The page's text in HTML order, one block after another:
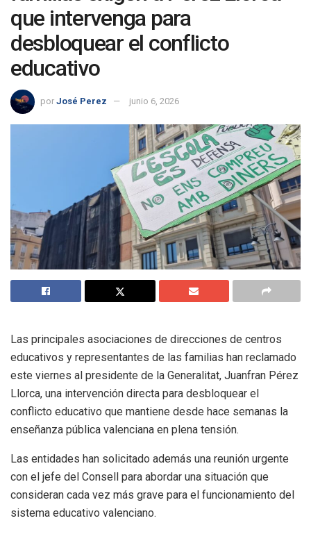
que intervenga para
desbloquear el conflicto
educativo
por José Perez junio 6, 2026
Las principales asociaciones de direcciones de centros
educativos y representantes de las familias han reclamado
este viernes al presidente de la Generalitat, Juanfran Pérez
Llorca, una intervención directa para desbloquear el
conflicto educativo que mantiene desde hace semanas la
enseñanza pública valenciana en plena tensión.
Las entidades han solicitado además una reunión urgente
con el jefe del Consell para abordar una situación que
consideran cada vez más grave para el funcionamiento del
sistema educativo valenciano.